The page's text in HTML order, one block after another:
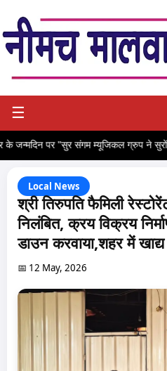
☰
के जन्मदिन पर "सुर संगम म्यूजिकल ग्रुप ने सुरों
Local News
श्री तिरुपति फैमिली
निलंबित, क्रय विक्रय
डाउन करवाया,शहर में खाद्य
📅 12 May, 2026